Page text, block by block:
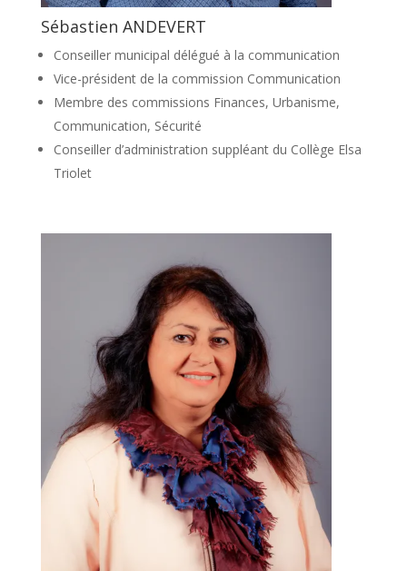
Sébastien ANDEVERT
Conseiller municipal délégué à la communication
Vice-président de la commission Communication
Membre des commissions Finances, Urbanisme,
Communication, Sécurité
Conseiller d’administration suppléant du Collège Elsa
Triolet